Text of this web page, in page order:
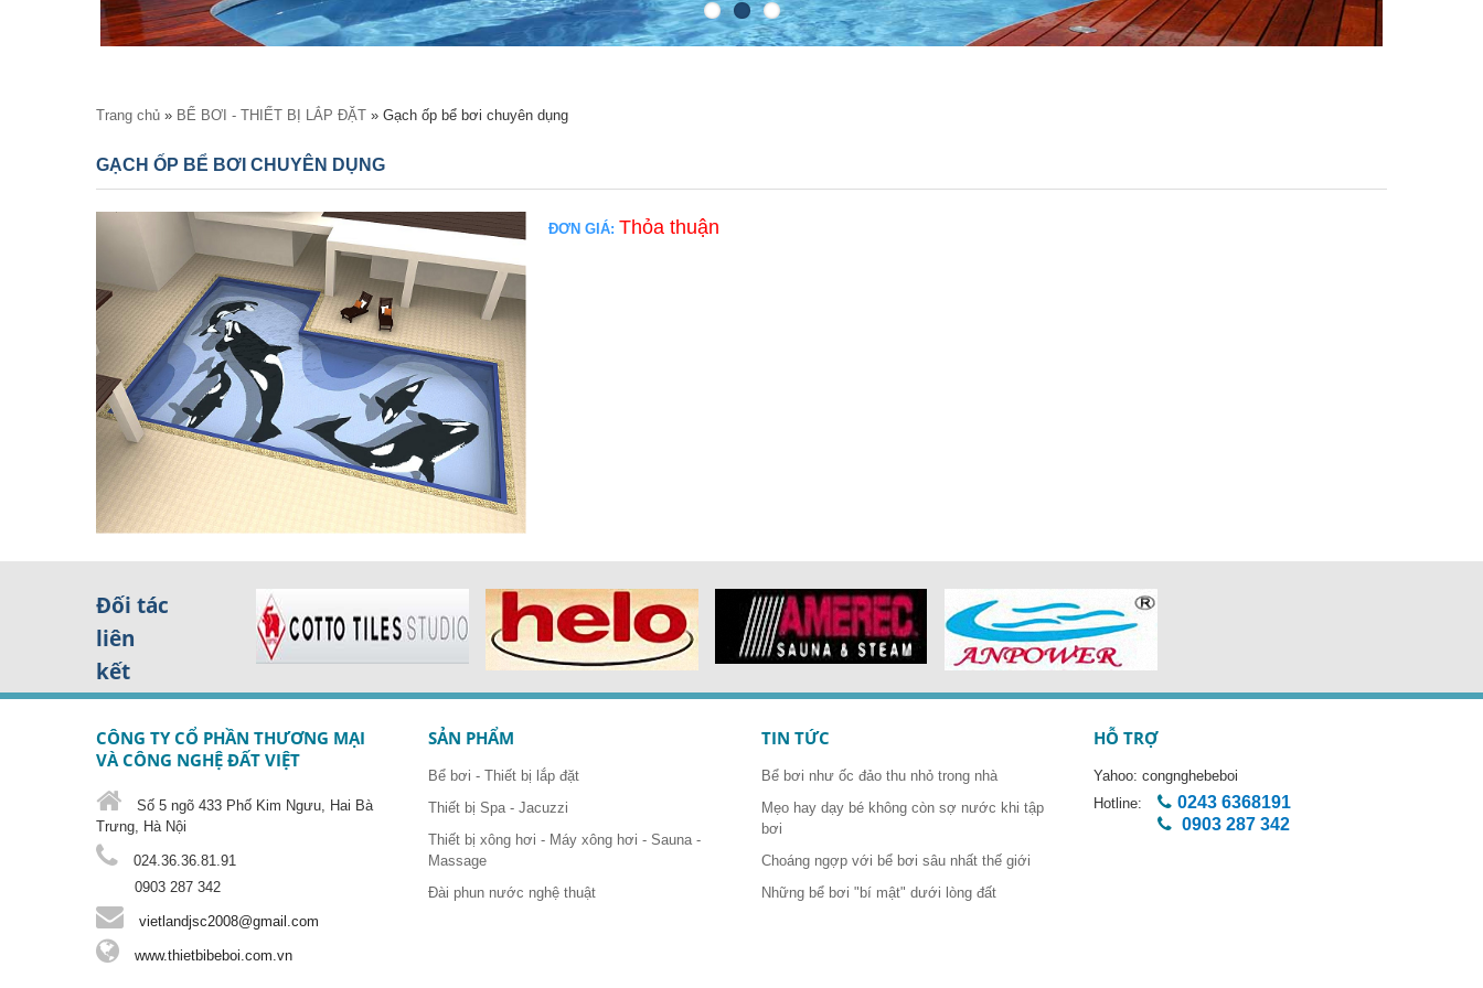
Bạn đang ở đây
Trang chủ » BỂ BƠI - THIẾT BỊ LẮP ĐẶT » Gạch ốp bể bơi chuyên dụng
GẠCH ỐP BỂ BƠI CHUYÊN DỤNG
ĐƠN GIÁ: Thỏa thuận
Đối tác
liên
kết
CÔNG TY CỔ PHẦN THƯƠNG MẠI
VÀ CÔNG NGHỆ ĐẤT VIỆT
Số 5 ngõ 433 Phố Kim Ngưu, Hai Bà
Trưng, Hà Nội
024.36.36.81.91
0903 287 342
vietlandjsc2008@gmail.com
www.thietbibeboi.com.vn
SẢN PHẨM
Bể bơi - Thiết bị lắp đặt
Thiết bị Spa - Jacuzzi
Thiết bị xông hơi - Máy xông hơi - Sauna -
Massage
Đài phun nước nghệ thuật
TIN TỨC
Bể bơi như ốc đảo thu nhỏ trong nhà
Mẹo hay dạy bé không còn sợ nước khi tập
bơi
Choáng ngợp với bể bơi sâu nhất thế giới
Những bể bơi "bí mật" dưới lòng đất
HỖ TRỢ
Yahoo: congnghebeboi
Hotline:
0243 6368191
0903 287 342